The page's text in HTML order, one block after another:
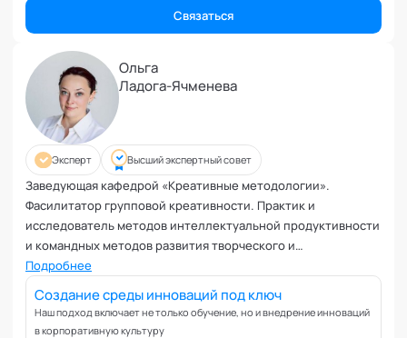
Презентация и искусство продаж
Проблемы с партнером
Прогнозирование
Продуктивность и мотивация сотрудников
Профайлинг и оценка персонала
Профориентация и поиск призвания
Психологические травмы и блоки
ПТСР
Развитие коммуникабельности
Развитие креативности
Развитие лидерских качеств
Расставание
Ревность и измена
Связаться
Ольга
Ладога-Ячменева
Эксперт Высший экспертный совет
Заведующая кафедрой «Креативные методологии».
Фасилитатор групповой креативности. Практик и
исследователь методов интеллектуальной продуктивности
и командных методов развития творческого и
изобретательского мышления.
Подробнее
Создание среды инноваций под ключ
Наш подход включает не только обучение, но и внедрение инноваций
в корпоративную культуру